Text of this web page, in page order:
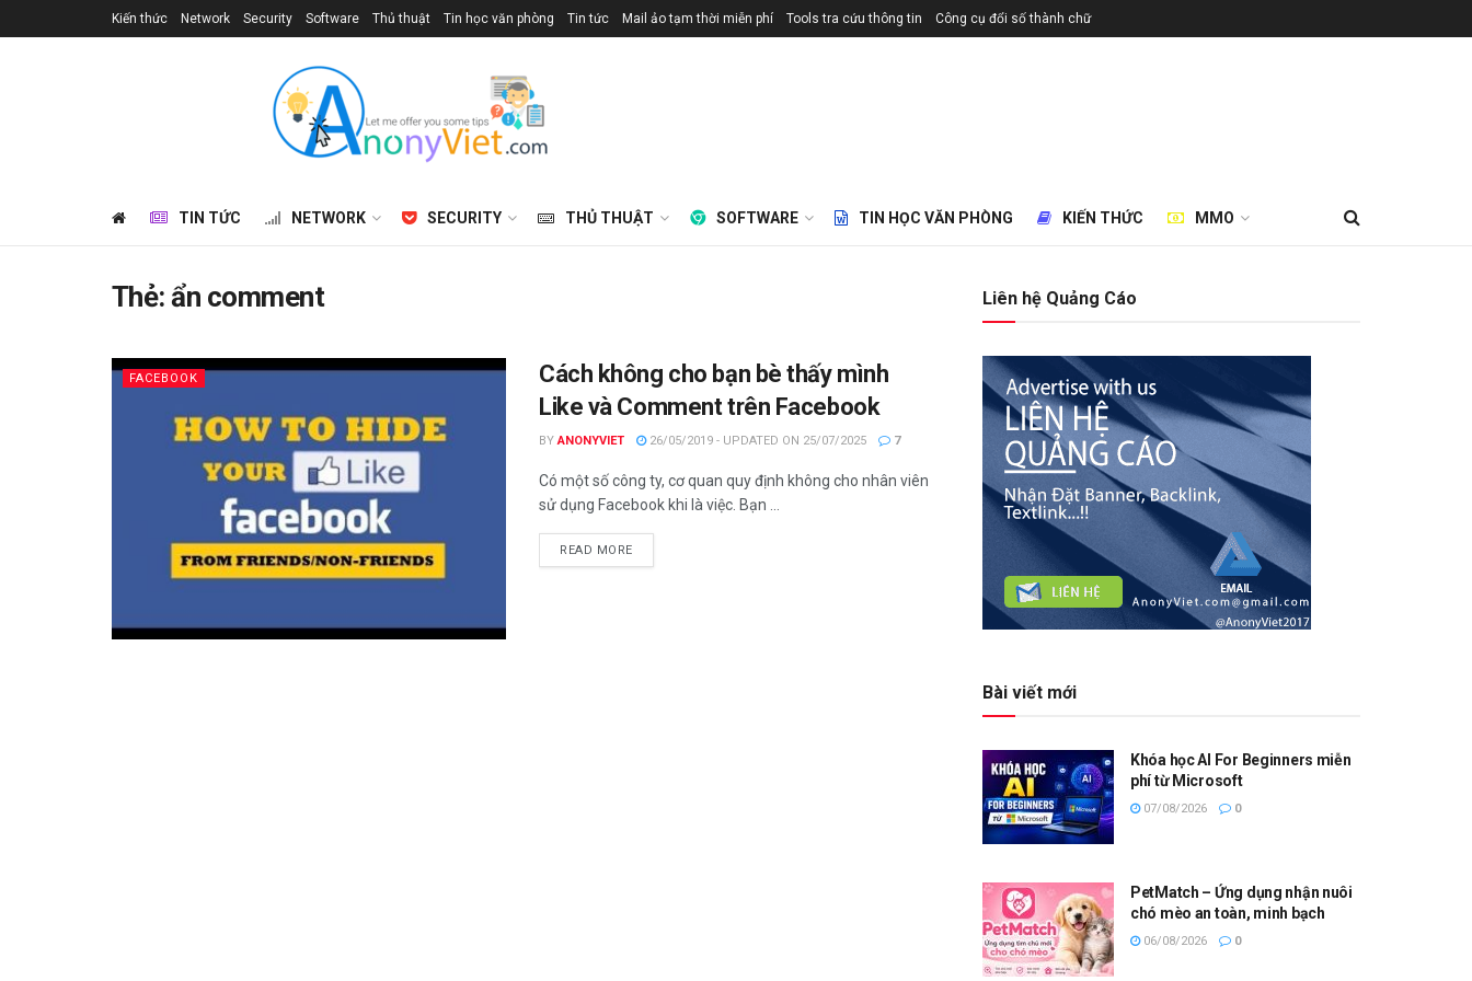
Kiến thức Network Security Software Thủ thuật Tin học văn phòng Tin tức Mail ảo tạm thời miễn phí Tools tra cứu thông tin Công cụ đổi số thành chữ
TIN TỨC NETWORK SECURITY THỦ THUẬT SOFTWARE TIN HỌC VĂN PHÒNG KIẾN THỨC MMO
Thẻ:ẩn comment
FACEBOOK
Cách không cho bạn bè thấy mình
Like và Comment trên Facebook
BY ANONYVIET 26/05/2019 - UPDATED ON 25/07/2025 7
Có một số công ty, cơ quan quy định không cho nhân viên
sử dụng Facebook khi là việc. Bạn ...
READ MOREDETAILS
Liên hệ Quảng Cáo
Bài viết mới
Khóa học AI For Beginners miễn
phí từ Microsoft
07/08/2026 0
PetMatch – Ứng dụng nhận nuôi
chó mèo an toàn, minh bạch
06/08/2026 0